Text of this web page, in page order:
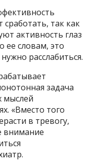
так как
активность глаз
ее словам, это
расслабиться.
задача
мыслей
«Вместо того
в тревогу,
внимание